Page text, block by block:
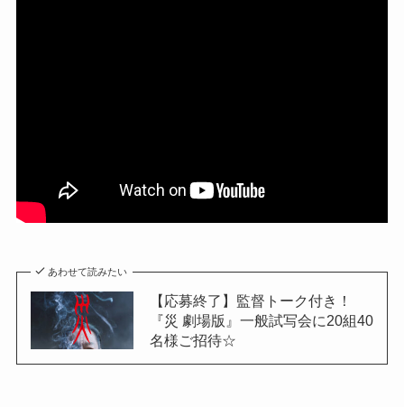
あわせて読みたい
【応募終了】監督トーク付き！
『災 劇場版』一般試写会に20組40
名様ご招待☆